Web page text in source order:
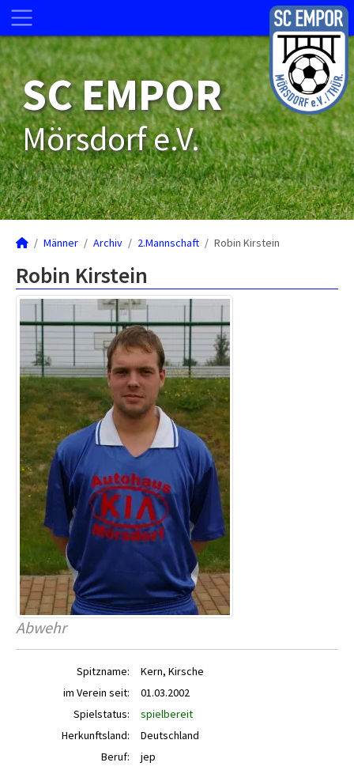
SC EMPOR
Mörsdorf e.V.
Männer Archiv 2.Mannschaft Robin Kirstein
Robin Kirstein
Abwehr
Spitzname:
Kern, Kirsche
im Verein seit:
01.03.2002
Spielstatus:
spielbereit
Herkunftsland:
Deutschland
Beruf:
jep